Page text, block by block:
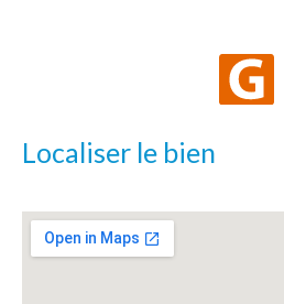
Localiser le bien